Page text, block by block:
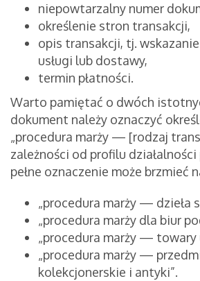
niepowtarzalny numer
określenie stron transakcji,
opis transakcji, tj.
usługi lub dostawy,
termin płatności.
Warto pamiętać o dwóch
dokument należy oznaczyć
„procedura marży — [rodzaj
zależności od profilu
pełne oznaczenie może brzmieć
„procedura marży — dzieła
„procedura marży dla biur
„procedura marży — towary
„procedura marży —
kolekcjonerskie i antyki”.